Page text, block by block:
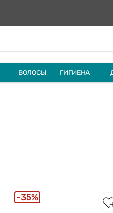
ВОЛОСЫ ГИГИЕНА
35%